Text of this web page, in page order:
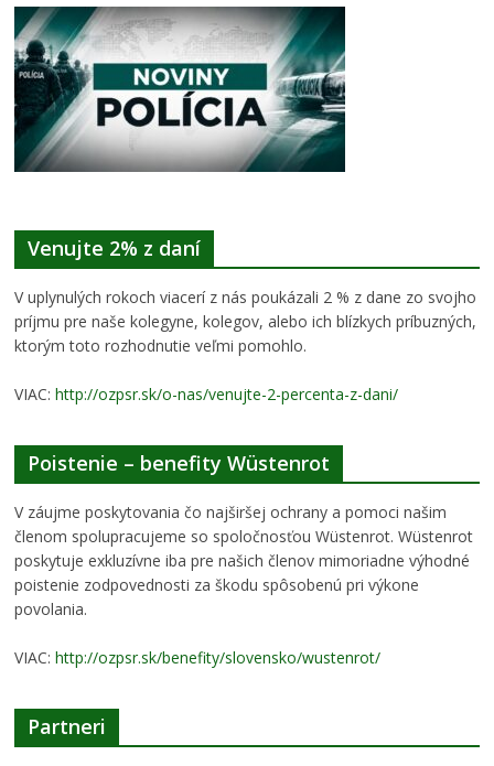
Venujte 2% z daní
V uplynulých rokoch viacerí z nás poukázali 2 % z dane zo svojho
príjmu pre naše kolegyne, kolegov, alebo ich blízkych príbuzných,
ktorým toto rozhodnutie veľmi pomohlo.
VIAC:http://ozpsr.sk/o-nas/venujte-2-percenta-z-dani/
Poistenie – benefity Wüstenrot
V záujme poskytovania čo najširšej ochrany a pomoci našim
členom spolupracujeme so spoločnosťou Wüstenrot. Wüstenrot
poskytuje exkluzívne iba pre našich členov mimoriadne výhodné
poistenie zodpovednosti za škodu spôsobenú pri výkone
povolania.
VIAC:http://ozpsr.sk/benefity/slovensko/wustenrot/
Partneri